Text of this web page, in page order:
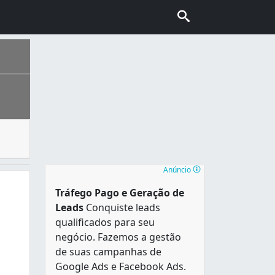
sotaques do Nordeste, Sudeste, Norte e Sul do
Anúncio
Tráfego Pago e Geração de
Leads Conquiste leads
qualificados para seu
negócio. Fazemos a gestão
de suas campanhas de
Google Ads e Facebook Ads.